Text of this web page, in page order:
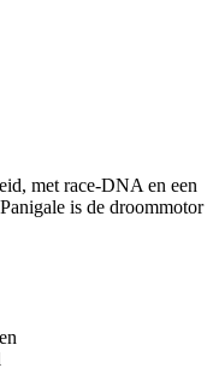
met race-DNA en een
is de droommotor